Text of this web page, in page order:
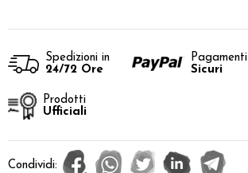
Spedizioni in
24/72 Ore
Pagamenti
Sicuri
Prodotti
Ufficiali
Condividi: